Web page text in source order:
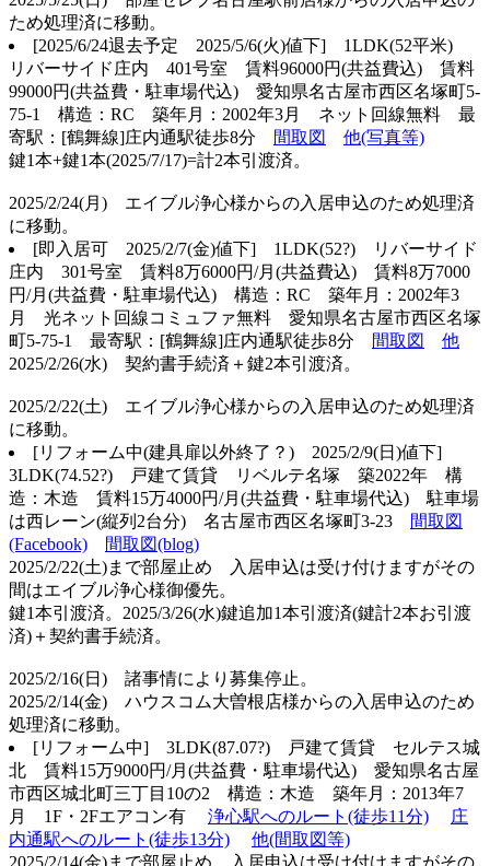
ため処理済に移動。
[2025/6/24退去予定 2025/5/6(火)値下] 1LDK(52平米)
リバーサイド庄内 401号室 賃料96000円(共益費込) 賃料
99000円(共益費・駐車場代込) 愛知県名古屋市西区名塚町5-
75-1 構造：RC 築年月：2002年3月 ネット回線無料 最
寄駅：[鶴舞線]庄内通駅徒歩8分
間取図
他(写真等)
鍵1本+鍵1本(2025/7/17)=計2本引渡済。
2025/2/24(月) エイブル浄心様からの入居申込のため処理済
に移動。
[即入居可 2025/2/7(金)値下] 1LDK(52?) リバーサイド
庄内 301号室 賃料8万6000円/月(共益費込) 賃料8万7000
円/月(共益費・駐車場代込) 構造：RC 築年月：2002年3
月 光ネット回線コミュファ無料 愛知県名古屋市西区名塚
町5-75-1 最寄駅：[鶴舞線]庄内通駅徒歩8分
間取図
他
2025/2/26(水) 契約書手続済＋鍵2本引渡済。
2025/2/22(土) エイブル浄心様からの入居申込のため処理済
に移動。
[リフォーム中(建具扉以外終了？) 2025/2/9(日)値下]
3LDK(74.52?) 戸建て賃貸 リベルテ名塚 築2022年 構
造：木造 賃料15万4000円/月(共益費・駐車場代込) 駐車場
は西レーン(縦列2台分) 名古屋市西区名塚町3-23
間取図
(Facebook)
間取図(blog)
2025/2/22(土)まで部屋止め 入居申込は受け付けますがその
間はエイブル浄心様御優先。
鍵1本引渡済。2025/3/26(水)鍵追加1本引渡済(鍵計2本お引渡
済)＋契約書手続済。
2025/2/16(日) 諸事情により募集停止。
2025/2/14(金) ハウスコム大曽根店様からの入居申込のため
処理済に移動。
[リフォーム中] 3LDK(87.07?) 戸建て賃貸 セルテス城
北 賃料15万9000円/月(共益費・駐車場代込) 愛知県名古屋
市西区城北町三丁目10の2 構造：木造 築年月：2013年7
月 1F・2Fエアコン有
浄心駅へのルート(徒歩11分)
庄
内通駅へのルート(徒歩13分)
他(間取図等)
2025/2/14(金)まで部屋止め 入居申込は受け付けますがその